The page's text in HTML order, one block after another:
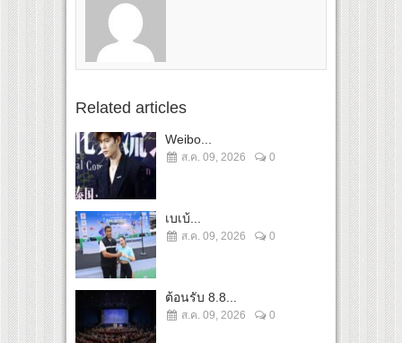
Related articles
Weibo...
ส.ค. 09, 2026 0
เบเบ้...
ส.ค. 09, 2026 0
ต้อนรับ 8.8...
ส.ค. 09, 2026 0